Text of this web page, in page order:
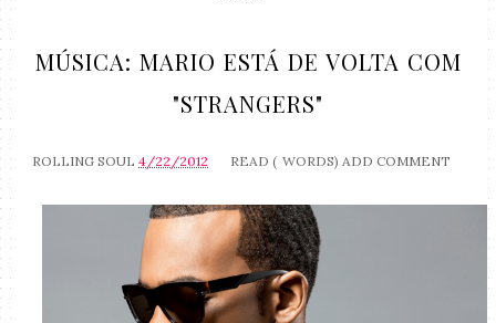
MÚSICA: MARIO ESTÁ DE VOLTA COM
"STRANGERS"
ROLLING SOUL 4/22/2012 READ ( WORDS) ADD COMMENT